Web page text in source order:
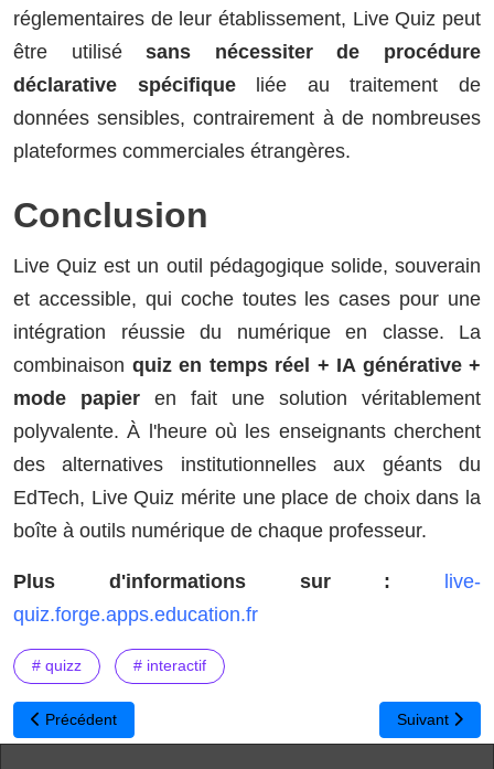
réglementaires de leur établissement, Live Quiz peut
être utilisésans nécessiter de procédure
déclarative spécifiqueliée au traitement de
données sensibles, contrairement à de nombreuses
plateformes commerciales étrangères.
Conclusion
Live Quiz est un outil pédagogique solide, souverain
et accessible, qui coche toutes les cases pour une
intégration réussie du numérique en classe. La
combinaison quiz en temps réel + IA générative +
mode papier en fait une solution véritablement
polyvalente. À l'heure où les enseignants cherchent
des alternatives institutionnelles aux géants du
EdTech, Live Quiz mérite une place de choix dans la
boîte à outils numérique de chaque professeur.
Plus d'informations sur :
live-
quiz.forge.apps.education.fr
# quizz # interactif
Article précédent : Calcul Mental Challenge : l'application gratuite
Précédent Article
Suivant